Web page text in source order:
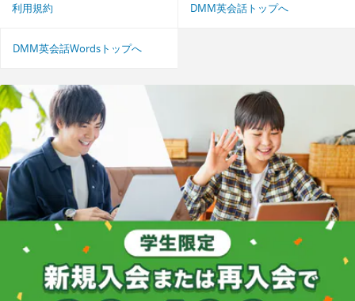
利用規約 DMM英会話トップへ
DMM英会話Wordsトップへ